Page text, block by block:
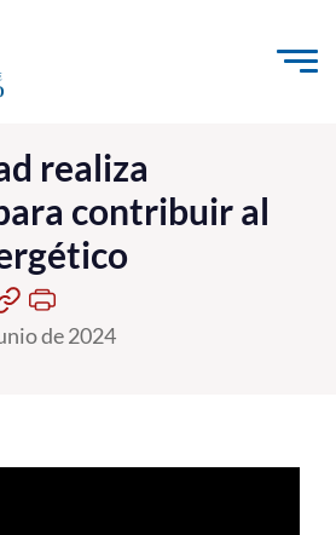
al contenido
e Innovación
realiza
contribuir al
de 2024